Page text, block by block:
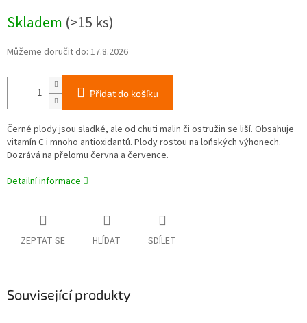
cena:
Skladem (>15 ks)
Můžeme doručit do: 17.8.2026
Přidat do košíku
Černé plody jsou sladké, ale od chuti malin či ostružin se liší. Obsahuje
vitamín C i mnoho antioxidantů. Plody rostou na loňských výhonech.
Dozrává na přelomu června a července.
Detailní informace
ZEPTAT SE HLÍDAT SDÍLET
Související produkty